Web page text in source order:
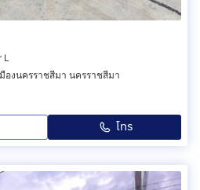
มืองนครราชสีมา นครราชสีมา
โทร